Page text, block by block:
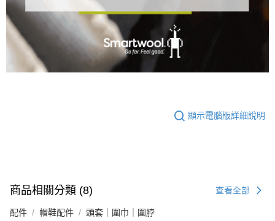
顯示電腦版詳細說明
商品相關分類 (8) 查看全部
配件 帽鞋配件 頭套｜圍巾｜圍脖